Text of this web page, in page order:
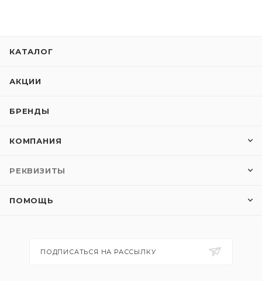
КАТАЛОГ
АКЦИИ
БРЕНДЫ
КОМПАНИЯ
РЕКВИЗИТЫ
ПОМОЩЬ
ПОДПИСАТЬСЯ НА РАССЫЛКУ